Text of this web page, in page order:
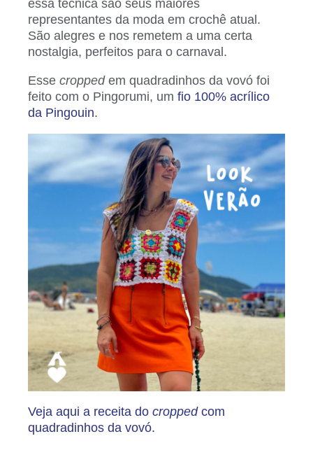
essa técnica são seus maiores
representantes da moda em crochê atual.
São alegres e nos remetem a uma certa
nostalgia, perfeitos para o carnaval.
Esse croppedem quadradinhos da vovó foi
feito com o Pingorumi, um fio 100% acrílico
da Pingouin.
Veja aqui a receita do cropped com
quadradinhos da vovó.